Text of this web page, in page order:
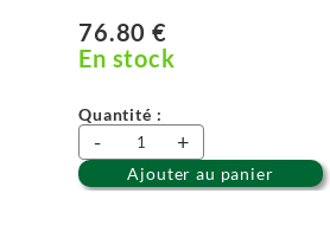
76.80 €
En stock
Quantité :
- +
Ajouter au panier